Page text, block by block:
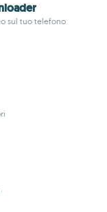
sul tuo telefono